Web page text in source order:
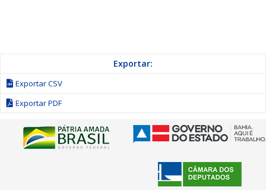
Exportar:
Exportar CSV
Exportar PDF